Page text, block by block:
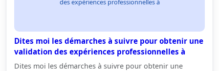
des expériences professionnelles à
Dites moi les démarches à suivre pour obtenir une
validation des expériences professionnelles à
Dites moi les démarches à suivre pour obtenir une